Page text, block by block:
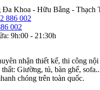
Khoa - Hữu Bằng - Thạch
886 002
002
: 9h:00 - 21:30h
nhận thiết kế, thi công nội
Giường, tủ, bàn ghế,
chóng trên toàn quốc.